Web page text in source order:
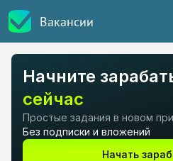
Вакансии
Начните
сейчас
Простые задания в новом
Без подписки и вложений
Начать